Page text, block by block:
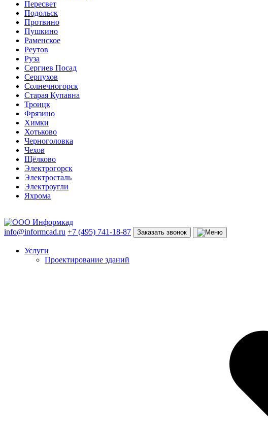
Пересвет
Подольск
Протвино
Пушкино
Раменское
Реутов
Руза
Сергиев Посад
Серпухов
Солнечногорск
Старая Купавна
Троицк
Фрязино
Химки
Хотьково
Черноголовка
Чехов
Щёлково
Электрогорск
Электросталь
Электроугли
Яхрома
info@informcad.ru +7 (495) 741-18-87 Заказать звонок
Услуги
Проектирование зданий